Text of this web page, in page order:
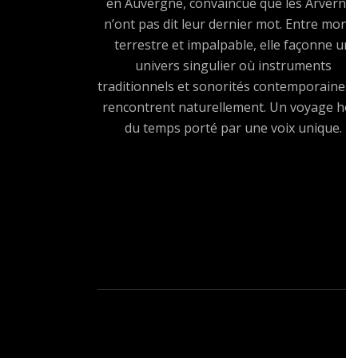
n’ont pas dit leur dernier mot. Entre
terrestre et impalpable, elle façonne
univers singulier où instruments
traditionnels et sonorités
rencontrent naturellement. Un voyage
du temps porté par une voix unique.